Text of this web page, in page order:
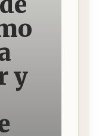
y